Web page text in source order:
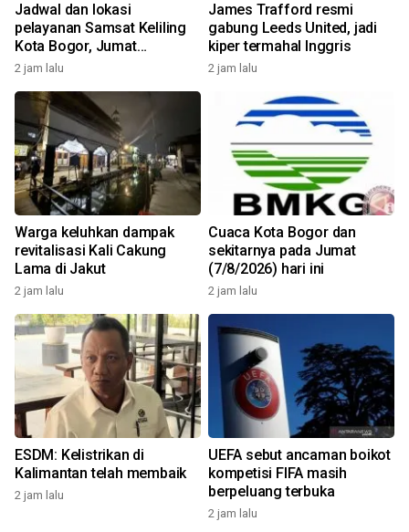
Jadwal dan lokasi
pelayanan Samsat Keliling
Kota Bogor, Jumat
(7/8/2026)
2 jam lalu
James Trafford resmi
gabung Leeds United, jadi
kiper termahal Inggris
2 jam lalu
Warga keluhkan dampak
revitalisasi Kali Cakung
Lama di Jakut
2 jam lalu
Cuaca Kota Bogor dan
sekitarnya pada Jumat
(7/8/2026) hari ini
2 jam lalu
ESDM: Kelistrikan di
Kalimantan telah membaik
2 jam lalu
UEFA sebut ancaman boikot
kompetisi FIFA masih
berpeluang terbuka
2 jam lalu